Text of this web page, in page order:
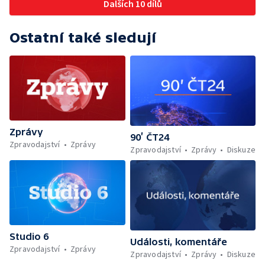
Dalších 10 dílů
Ostatní také sledují
Zprávy
Zpravodajství
Zprávy
90’ ČT24
Zpravodajství
Zprávy Diskuze
Studio 6
Zpravodajství
Zprávy
Události, komentáře
Zpravodajství
Zprávy Diskuze